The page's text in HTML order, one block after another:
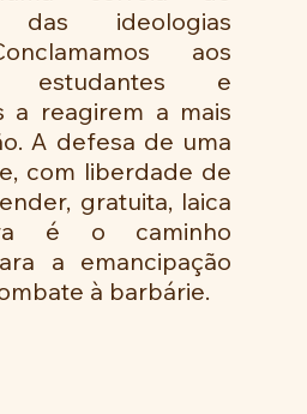
das ideologias
aos
estudantes e
a reagirem a mais
A defesa de uma
com liberdade de
gratuita, laica
é o caminho
a emancipação
à barbárie.